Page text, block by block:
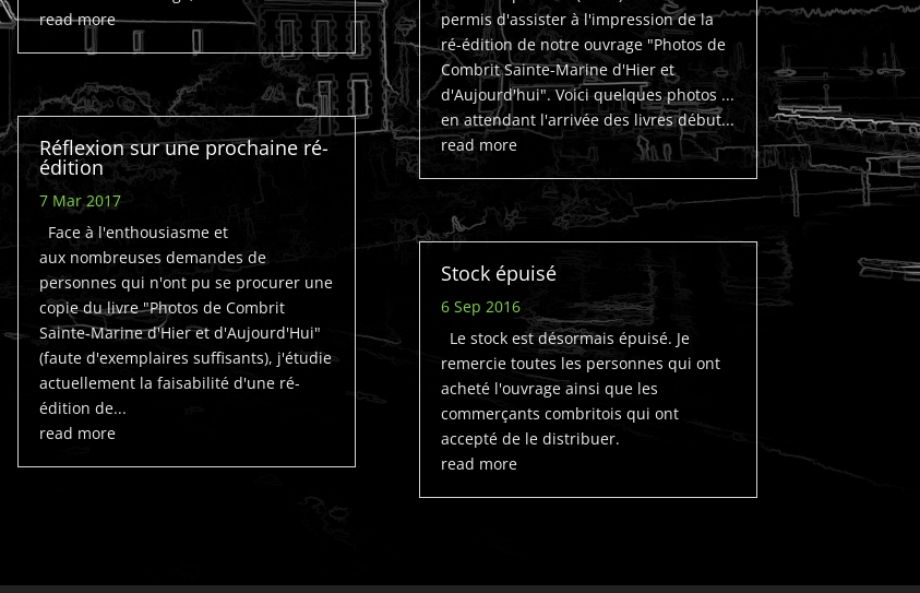
read more
Réflexion sur une prochaine ré-
édition
7 Mar 2017
Face à l'enthousiasme et
aux nombreuses demandes de
personnes qui n'ont pu se procurer une
copie du livre "Photos de Combrit
Sainte-Marine d'Hier et d'Aujourd'Hui"
(faute d'exemplaires suffisants), j'étudie
actuellement la faisabilité d'une ré-
édition de...
read more
permis d'assister à l'impression de la
ré-édition de notre ouvrage "Photos de
Combrit Sainte-Marine d'Hier et
d'Aujourd'hui". Voici quelques photos ...
en attendant l'arrivée des livres début...
read more
Stock épuisé
6 Sep 2016
Le stock est désormais épuisé. Je
remercie toutes les personnes qui ont
acheté l'ouvrage ainsi que les
commerçants combritois qui ont
accepté de le distribuer.
read more